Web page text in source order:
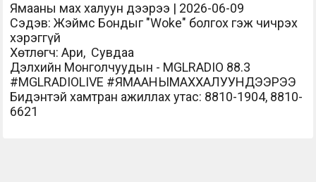
Ямааны мах халуун дээрээ | 2026-06-09
Сэдэв: Жэймс Бондыг "Woke" болгох гэж чичрэх
хэрэггүй
Хөтлөгч: Ари, Сувдаа
Дэлхийн Монголчуудын - MGLRADIO 88.3
#MGLRADIOLIVE #ЯМААНЫМАХХАЛУУНДЭЭРЭЭ
Бидэнтэй хамтран ажиллах утас: 8810-1904, 8810-
6621